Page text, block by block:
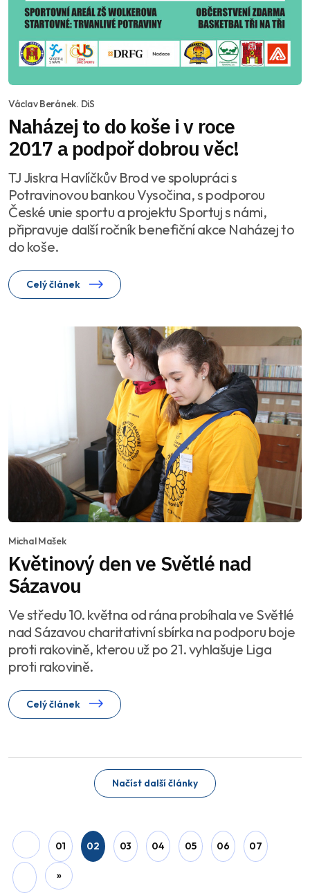
Václav Beránek. DiS
Naházej to do koše i v roce
2017 a podpoř dobrou věc!
TJ Jiskra Havlíčkův Brod ve spolupráci s
Potravinovou bankou Vysočina, s podporou
České unie sportu a projektu Sportuj s námi,
připravuje další ročník benefiční akce Naházej to
do koše.
Celý článek
Michal Mašek
Květinový den ve Světlé nad
Sázavou
Ve středu 10. května od rána probíhala ve Světlé
nad Sázavou charitativní sbírka na podporu boje
proti rakovině, kterou už po 21. vyhlašuje Liga
proti rakovině.
Celý článek